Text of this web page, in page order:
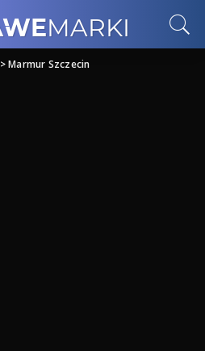
>Marmur Szczecin